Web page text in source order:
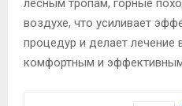
лесным тропам, горные
воздухе, что усиливает
процедур и делает
комфортным и